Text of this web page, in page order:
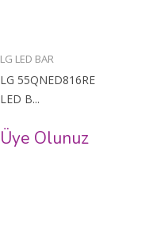
LG LED BAR
LG 55QNED816RE
LED B...
Üye Olunuz